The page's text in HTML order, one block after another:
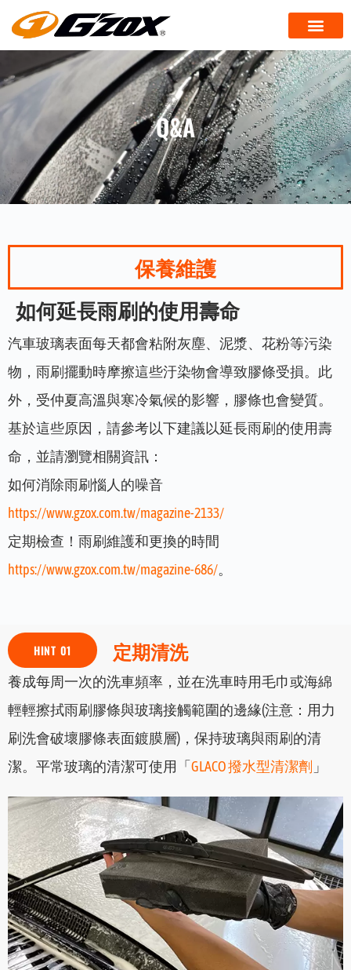
Q&A
保養維護
如何延長雨刷的使用壽命
汽車玻璃表面每天都會粘附灰塵、泥漿、花粉等污染
物，雨刷擺動時摩擦這些汙染物會導致膠條受損。此
外，受仲夏高溫與寒冷氣候的影響，膠條也會變質。
基於這些原因，請參考以下建議以延長雨刷的使用壽
命，並請瀏覽相關資訊：
如何消除雨刷惱人的噪音
https://www.gzox.com.tw/magazine-2133/
定期檢查！雨刷維護和更換的時間
https://www.gzox.com.tw/magazine-686/。
HINT 01 定期清洗
養成每周一次的洗車頻率，並在洗車時用毛巾或海綿
輕輕擦拭雨刷膠條與玻璃接觸範圍的邊緣(注意：用力
刷洗會破壞膠條表面鍍膜層)，保持玻璃與雨刷的清
潔。平常玻璃的清潔可使用「 GLACO 撥水型清潔劑 」